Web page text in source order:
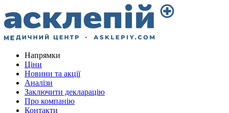
Напрямки
Ціни
Новини та акції
Аналізи
Заключити декларацію
Про компанію
Контакти